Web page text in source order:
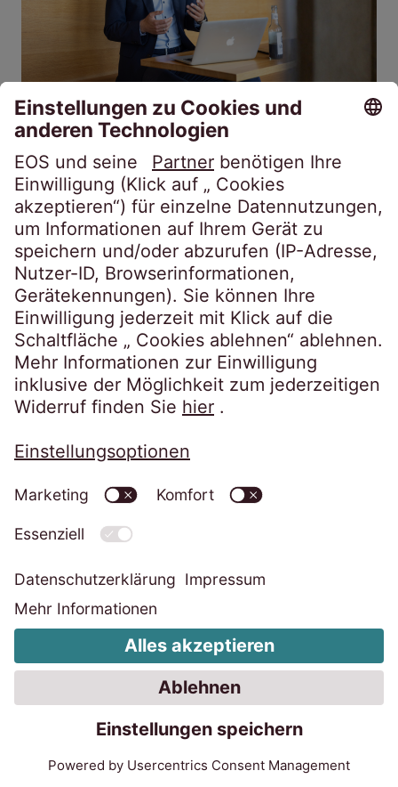
Besicherte
Forderungen
Unbesicherte
Forderungen
Geschäftsjahr 2025/26: EOS wächst in
der Region Osteuropa
20.07.2026 4 Min.
Die EOS Gruppe baut ihre Marktposition mit
einem leichten Umsatzanstieg und dem
Erwerb großer Forderungspakete in
Osteuropa aus. Carsten Tidow, blickt auf das
Geschäftsjahr 2025/26 und zieht Bilanz.
Mehr erfahren
Forderungskauf Unbesicherte Forderungen
Geschäftsjahr 2025/26: EOS Gruppe
bestätigt Position in Zentraleuropa
20.07.2026 4 Min.